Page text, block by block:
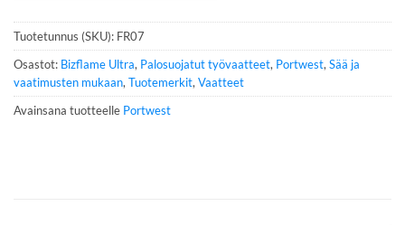
n
u
m
e
r
o
Tuotetunnus (SKU): FR07
Osastot: Bizflame Ultra, Palosuojatut työvaatteet, Portwest, Sää ja
vaatimusten mukaan, Tuotemerkit, Vaatteet
Avainsana tuotteelle Portwest